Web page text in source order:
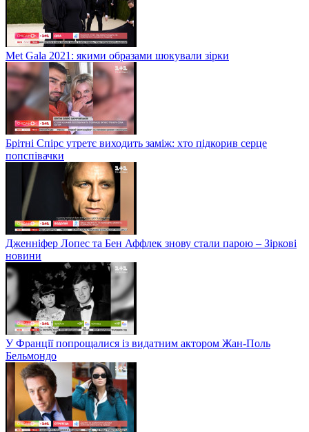
Met Gala 2021: якими образами шокували зірки
Брітні Спірс утретє виходить заміж: хто підкорив серце
попспівачки
Дженніфер Лопес та Бен Аффлек знову стали парою – Зіркові
новини
У Франції попрощалися із видатним актором Жан-Поль
Бельмондо